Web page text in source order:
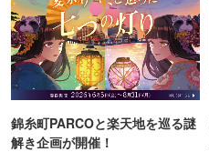
錦糸町PARCOと楽天地を巡る謎
解き企画が開催！